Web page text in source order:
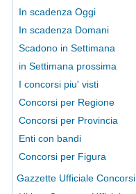
In scadenza Oggi
In scadenza Domani
Scadono in Settimana
in Settimana prossima
I concorsi piu' visti
Concorsi per Regione
Concorsi per Provincia
Enti con bandi
Concorsi per Figura
Gazzette Ufficiale Concorsi